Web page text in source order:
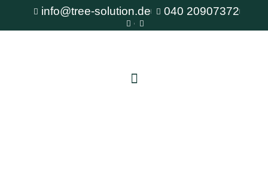
info@tree-solution.de 040 20907372